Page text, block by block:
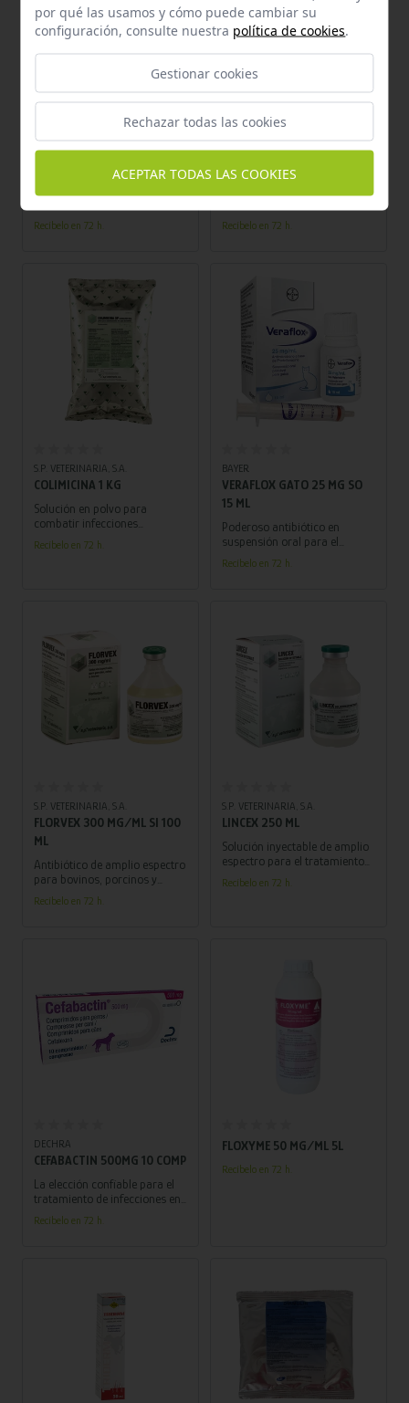
Añadir al carrito
S.P. VETERINARIA, S.A.
Antibiótico confiable para
Combate infecciones
efectivamente a través del
sencilla y precisa!
Recíbelo en 72 h.
Añadir al carrito
VIRBAC
Alivio rápido y duradero en un
solo frasco.
Recíbelo en 72 h.
S.P. VETERINARIA, S.A.
COLIMICINA 1 KG
Solución en polvo para
combatir infecciones
intestinales en aves y
animales de granja, con
Recíbelo en 72 h.
BAYER
VERAFLOX GATO 25 MG SO
15 ML
Poderoso antibiótico en
suspensión oral para el
tratamiento de infecciones
respiratorias, heridas y
Recíbelo en 72 h.
S.P. VETERINARIA, S.A.
FLORVEX 300 MG/ML SI 100
ML
Antibiótico de amplio espectro
para bovinos, porcinos y
ovinos, ideal para tratar
infecciones respiratorias.
Recíbelo en 72 h.
S.P. VETERINARIA, S.A.
LINCEX 250 ML
Solución inyectable de amplio
espectro para el tratamiento
de infecciones en bovinos,
porcinos y perros. Combate
Recíbelo en 72 h.
DECHRA
CEFABACTIN 500MG 10 COMP
La elección confiable para el
tratamiento de infecciones en
perros. ¡Recomendado por
profesionales veterinarios!
Recíbelo en 72 h.
FLOXYME 50 MG/ML 5L
Recíbelo en 72 h.
por qué las usamos y cómo puede cambiar su
configuración, consulte nuestra política de cookies.
Gestionar cookies
Rechazar todas las cookies
ACEPTAR TODAS LAS COOKIES